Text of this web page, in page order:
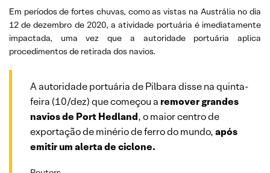
Em períodos de fortes chuvas, como as vistas na Austrália no dia
12 de dezembro de 2020, a atividade portuária é imediatamente
impactada, uma vez que a autoridade portuária aplica
procedimentos de retirada dos navios.
A autoridade portuária de Pilbara disse na quinta-
feira (10/dez) que começou a remover grandes
navios de Port Hedland, o maior centro de
exportação de minério de ferro do mundo,após
emitir um alerta de ciclone.